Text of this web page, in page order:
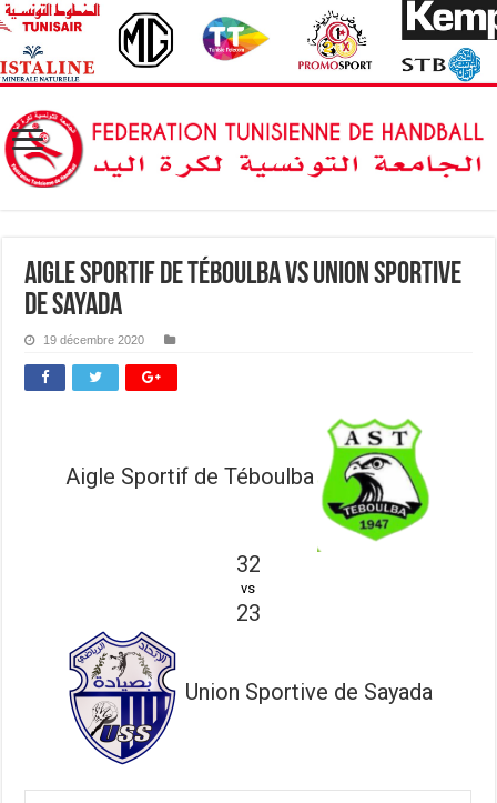
Aigle Sportif de Téboulba vs Union Sportive
de Sayada
19 décembre 2020
Aigle Sportif de Téboulba
32
vs
23
Union Sportive de Sayada